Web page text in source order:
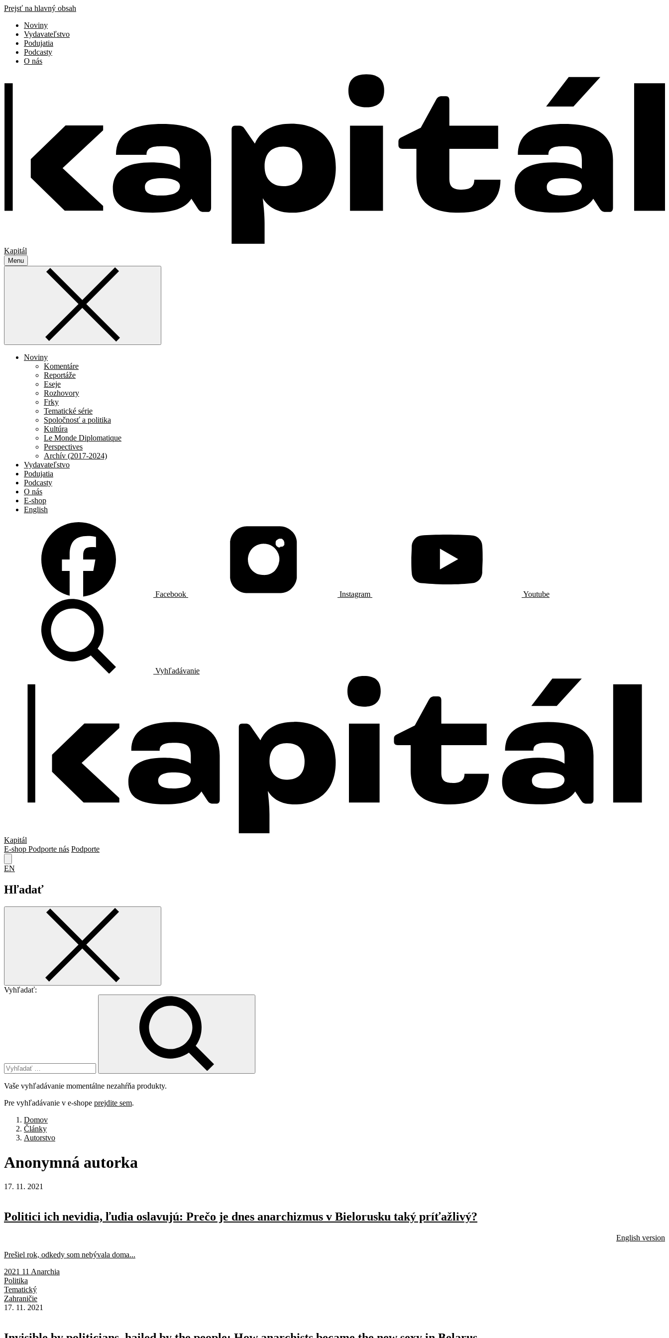
Prejsť na hlavný obsah
Noviny
Vydavateľstvo
Podujatia
Podcasty
O nás
Kapitál
Menu
Noviny
Komentáre
Reportáže
Eseje
Rozhovory
Frky
Tematické série
Spoločnosť a politika
Kultúra
Le Monde Diplomatique
Perspectives
Archív (2017-2024)
Vydavateľstvo
Podujatia
Podcasty
O nás
E-shop
English
Facebook Instagram Youtube
Vyhľadávanie
Kapitál
E-shop Podporte nás Podporte
EN
Hľadať
Vyhľadať:
Vaše vyhľadávanie momentálne nezahŕňa produkty.
Pre vyhľadávanie v e-shope prejdite sem.
Domov
Články
Autorstvo
Anonymná autorka
17. 11. 2021
Politici ich nevidia, ľudia oslavujú: Prečo je dnes anarchizmus v Bielorusku taký príťažlivý?
English version
Prešiel rok, odkedy som nebývala doma...
2021 11 Anarchia
Politika
Tematický
Zahraničie
17. 11. 2021